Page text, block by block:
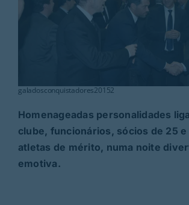
Revista
galadosconquistadores20152
Homenageadas personalidades
clube, funcionários, sócios de 25 e
atletas de mérito, numa noite
emotiva.